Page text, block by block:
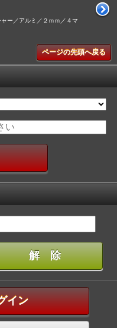
ー／アルミ／２ｍｍ／４マ
ページの先頭へ戻る
イン